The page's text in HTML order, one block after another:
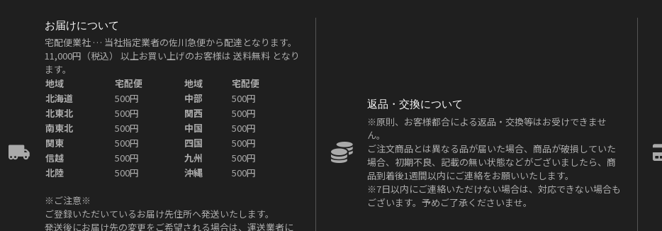
お届けについて
宅配便業社 … 当社指定業者の佐川急便から配達となります。
11,000円（税込）
以上お買い上げのお客様は 送料無料となり
ます。
地域
宅配便 地域
宅配便
北海道
500円 中部
500円
北東北
500円 関西
500円
南東北
500円 中国
500円
関東
500円 四国
500円
信越
500円 九州
500円
北陸
500円 沖縄 500円
※ご注意※
ご登録いただいているお届け先住所へ発送いたします。
発送後にお届け先の変更をご希望される場合は、運送業者に
返品・交換について
※原則、お客様都合による返品・交換等はお受けできませ
ん。
ご注文商品とは異なる品が届いた場合、商品が破損していた
場合、初期不良、記載の無い状態などがございましたら、商
品到着後1週間以内にご連絡をお願いいたします。
※7日以内にご連絡いただけない場合は、対応できない場合も
ございます。予めご了承くださいませ。